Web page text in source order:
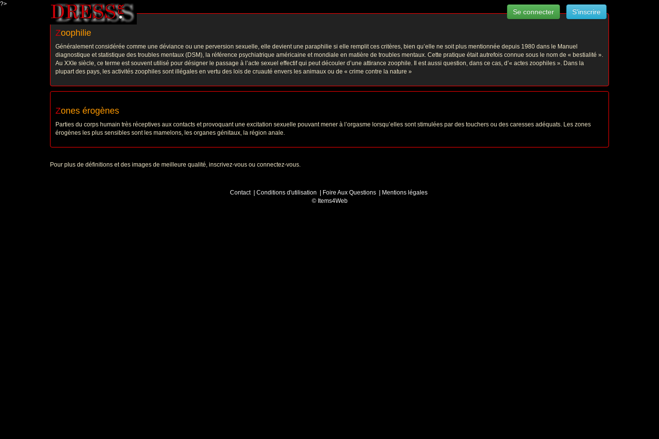
?>
Se connecter S'inscrire
Zoophilie
Généralement considérée comme une déviance ou une perversion sexuelle, elle devient une paraphilie si elle remplit ces critères, bien qu’elle ne soit plus mentionnée depuis 1980 dans le Manuel
diagnostique et statistique des troubles mentaux (DSM), la référence psychiatrique américaine et mondiale en matière de troubles mentaux. Cette pratique était autrefois connue sous le nom de « bestialité ».
Au XXIe siècle, ce terme est souvent utilisé pour désigner le passage à l’acte sexuel effectif qui peut découler d’une attirance zoophile. Il est aussi question, dans ce cas, d’« actes zoophiles ». Dans la
plupart des pays, les activités zoophiles sont illégales en vertu des lois de cruauté envers les animaux ou de « crime contre la nature »
Zones érogènes
Parties du corps humain très réceptives aux contacts et provoquant une excitation sexuelle pouvant mener à l’orgasme lorsqu’elles sont stimulées par des touchers ou des caresses adéquats. Les zones
érogènes les plus sensibles sont les mamelons, les organes génitaux, la région anale.
Pour plus de définitions et des images de meilleure qualité, inscrivez-vous ou connectez-vous.
Contact| Conditions d'utilisation Foire Aux Questions
Mentions légales
© Items4Web